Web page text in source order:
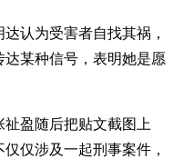
认为受害者自找其祸，
某种信号，表明她是愿
盈随后把贴文截图上
仅涉及一起刑事案件，